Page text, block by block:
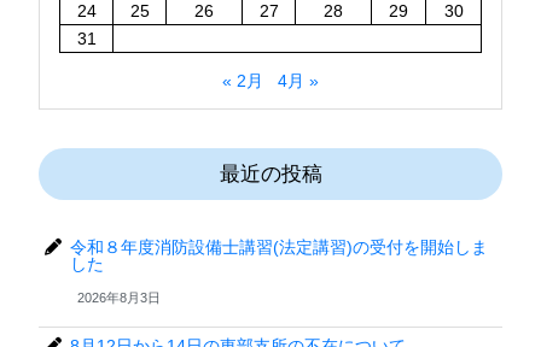
24
25 26 27 28 29
30
31
« 2月 4月 »
最近の投稿
令和８年度消防設備士講習(法定講習)の受付を開始しま
した
2026年8月3日